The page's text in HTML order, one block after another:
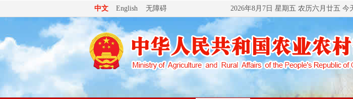
中文 English 无障碍 2026年8月7日 星期五 农历六月廿五 今